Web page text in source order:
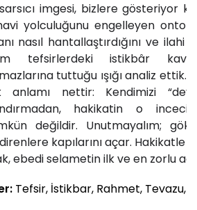
imgesi, bizlere gösteriyor
yolculuğunu engelleyen
nasıl hantallaştırdığını ve ilahi
tefsirlerdeki istikbâr
tuttuğu ışığı analiz ettik.
anlamı nettir: Kendimizi
hakikatin o
değildir. Unutmayalım;
kapılarını açar. Hakikatle
ebedi selametin ilk ve en zorlu
Tefsir, İstikbar, Rahmet, Tevazu,